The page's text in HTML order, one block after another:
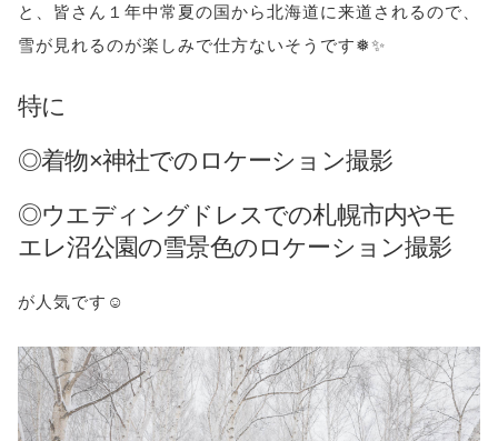
と、皆さん１年中常夏の国から北海道に来道されるので、
雪が見れるのが楽しみで仕方ないそうです❅✨
特に
◎着物×神社でのロケーション撮影
◎ウエディングドレスでの札幌市内やモ
エレ沼公園の雪景色のロケーション撮影
が人気です☺